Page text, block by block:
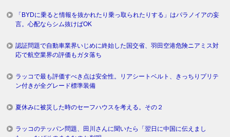
「BYDに乗ると情報を抜かれたり乗っ取られたりする」はパラノイアの妄
言。心配ならシム抜けばOK
認証問題で自動車業界いじめに終始した国交省、羽田空港危険ニアミス対
応で航空業界の評価もガタ落ち
ラッコで最も評価すべき点は安全性。リアシートベルト、きっちりプリテ
ン付きが全グレード標準装備
夏休みに被災した時のセーフハウスを考える。その２
ラッコのテッパン問題、田川さんに聞いたら「翌日に中国に伝えまし